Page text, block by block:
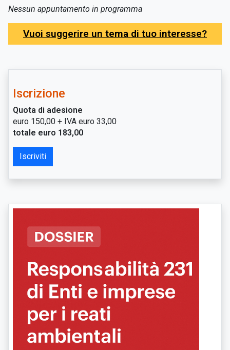
Nessun appuntamento in programma
Vuoi suggerire un tema di tuo interesse?
Iscrizione
Quota di adesione
euro 150,00 + IVA euro 33,00
totale euro 183,00
Iscriviti